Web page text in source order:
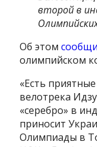
второй в
Об этом
олимпийском
«Есть
велотрека
«серебро» в
приносит
Олимпиады в